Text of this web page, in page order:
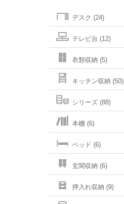
デスク (24)
テレビ台 (12)
衣類収納 (5)
キッチン収納 (50)
シリーズ (88)
本棚 (6)
ベッド (6)
玄関収納 (6)
押入れ収納 (9)